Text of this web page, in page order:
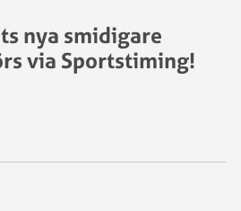
nya smidigare
via Sportstiming!